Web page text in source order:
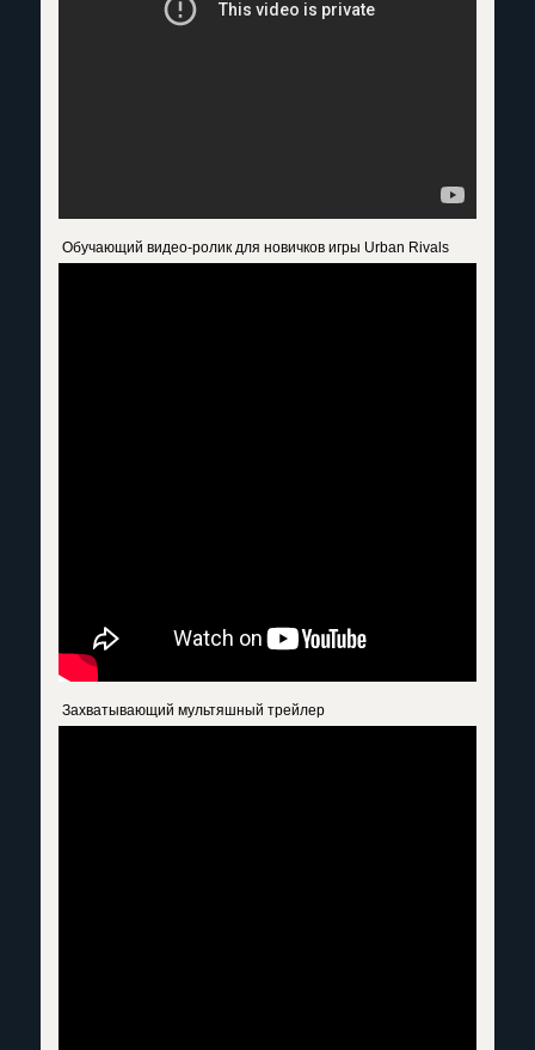
Обучающий видео-ролик для новичков игры Urban Rivals
Захватывающий мультяшный трейлер